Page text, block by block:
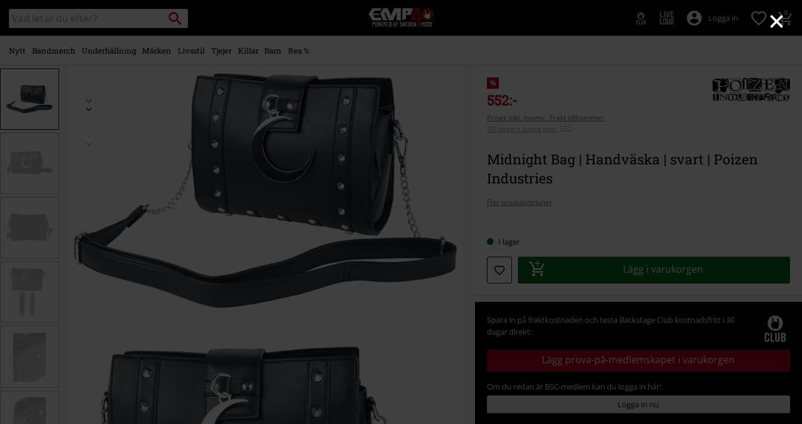
×
Gå till
huvudinnehåll
Sök
i
katalogen
Sök
EMP
-
Musik,
Logga in 0
Nytt Bandmerch Underhållning Märken Livsstil Tjejer Killar Barn
Rea %
www.emp-
594219St.html
%
552:-
Priser inkl. moms., Frakt tillkommer.
30-dagars bästa pris
552:-
Midnight Bag | Handväska | svart | Poizen
Industries
Fler produktdetaljer
Välj
din
storlek
I lager
Lägg i varukorgen
Spara in på fraktkostnaden och testa Backstage Club kostnadsfritt i 30
dagar direkt:
Lägg prova-på-medlemskapet i varukorgen
Om du redan är BSC-medlem kan du logga in här:
Logga in nu